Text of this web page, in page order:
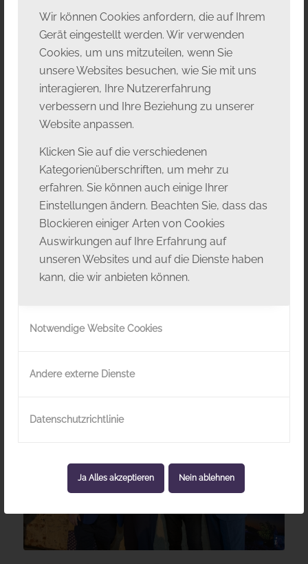
Wir können Cookies anfordern, die auf Ihrem
Gerät eingestellt werden. Wir verwenden
Cookies, um uns mitzuteilen, wenn Sie
unsere Websites besuchen, wie Sie mit uns
interagieren, Ihre Nutzererfahrung
verbessern und Ihre Beziehung zu unserer
Website anpassen.
Klicken Sie auf die verschiedenen
Kategorienüberschriften, um mehr zu
erfahren. Sie können auch einige Ihrer
Einstellungen ändern. Beachten Sie, dass das
Blockieren einiger Arten von Cookies
Auswirkungen auf Ihre Erfahrung auf
unseren Websites und auf die Dienste haben
kann, die wir anbieten können.
Notwendige Website Cookies
Andere externe Dienste
Datenschutzrichtlinie
Ja Alles akzeptieren Nein ablehnen
Festspielsaisoneröffnung 2026 mit der
KunstBURG
Zur festlichen Saisoneröffnung luden
Intendant KS Clemens Unterreiner sowie
Unternehmer und Kunstsammler Werner
Trenker am 26. April 2026 in den historischen
Festsaal der ehemaligen Babenberger
Residenz.
Im Rahmen einer musikalischen Vernissage,
wurde die diesjährige Ausstellung der
heurigen KunstBURG präsentiert – ein
inspirierender Auftakt, der die Burg, Oper und
bildende Kunst eindrucksvoll miteinander
zu den Fotos